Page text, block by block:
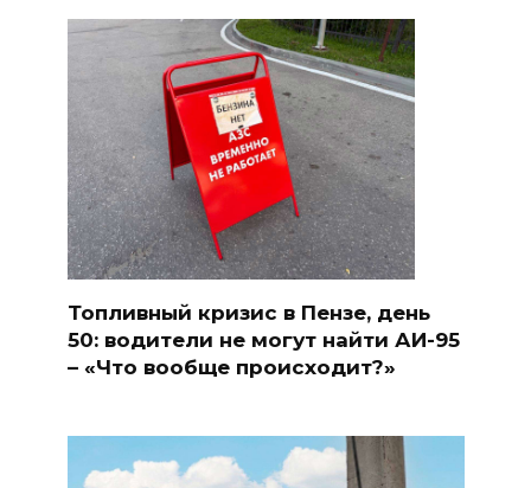
Топливный кризис в Пензе, день
50: водители не могут найти АИ-95
– «Что вообще происходит?»